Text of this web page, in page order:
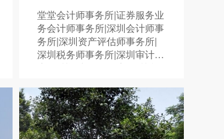
堂堂会计师事务所|证券服务业
务会计师事务所|深圳会计师事
务所|深圳资产评估师事务所|
深圳税务师事务所|深圳审计报
告|深圳资产评估报告|深圳税